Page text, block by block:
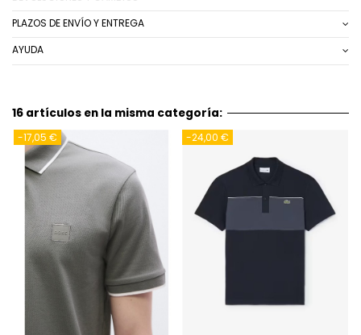
PLAZOS DE ENVÍO Y ENTREGA
AYUDA
16 artículos en la misma categoría:
-17,05 € -24,00 €